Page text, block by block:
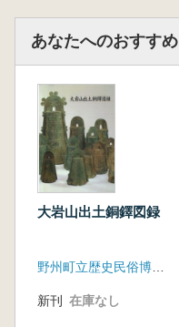
あなたへのおすすめ
大岩山出土銅鐸図録
新刊 在庫なし